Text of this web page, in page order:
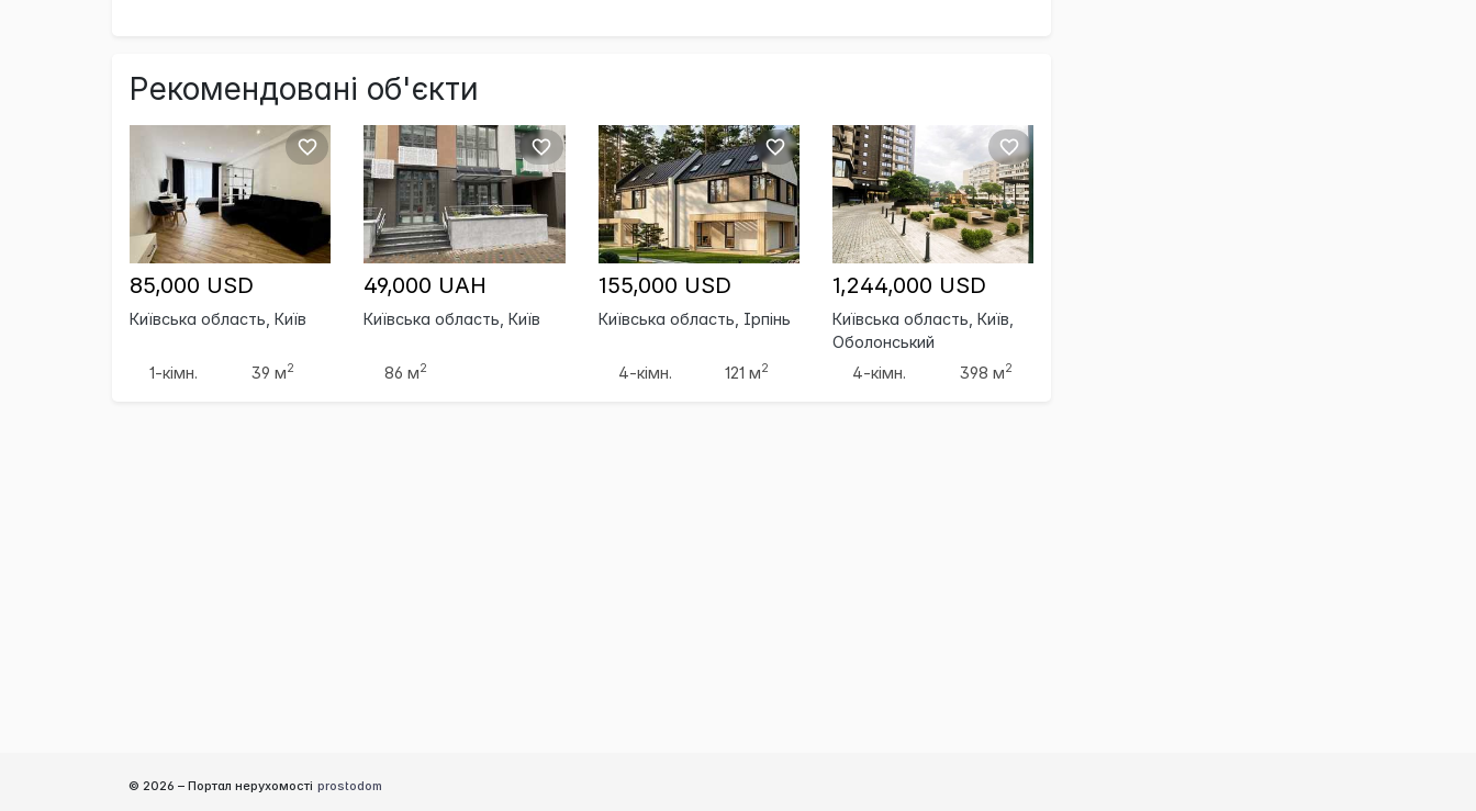
Рекомендовані об'єкти
85,000 USD
Київська область, Київ
1-кімн. 39 м2
49,000 UAH
Київська область, Київ
86 м2
155,000 USD
Київська область, Ірпінь
4-кімн. 121 м2
1,244,000 USD
Київська область, Київ,
Оболонський
4-кімн.
398 м2
© 2026 – Портал нерухомості prostodom